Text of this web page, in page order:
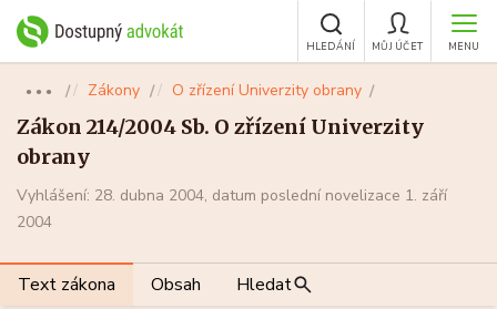
MENU
MŮJ ÚČET
HLEDÁNÍ
●●● Zákony O zřízení Univerzity obrany
Zákon 214/2004 Sb. O zřízení Univerzity
obrany
Vyhlášení: 28. dubna 2004, datum poslední novelizace 1. září
2004
Text zákona Obsah Hledat